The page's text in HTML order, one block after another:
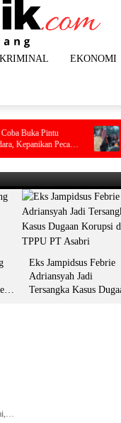
EKONOMI
Pilu, Seorang
Terjebak
Juara Dunia
Eks Jampidsus Febrie
Adriansyah Jadi
Tersangka Kasus